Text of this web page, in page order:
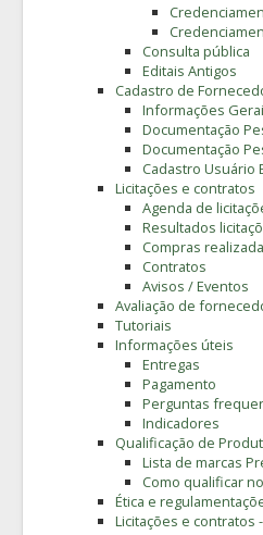
Consulta pública
Editais Antigos
Cadastro de
Informações
Documentação
Documentação
Cadastro Usuário
Licitações e contratos
Agenda de
Resultados
Compras
Contratos
Avisos / Eventos
Avaliação de
Tutoriais
Informações úteis
Entregas
Pagamento
Perguntas
Indicadores
Qualificação de
Lista de marcas
Como qualificar
Ética e
Licitações e contratos